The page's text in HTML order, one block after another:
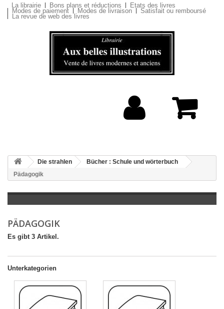
La librairie Bons plans et réductions Etats des livres
Modes de paiement Modes de livraison Satisfait ou remboursé
La revue de web des livres
Die strahlen
Bücher : Schule und wörterbuch
Pädagogik
PÄDAGOGIK
Es gibt 3 Artikel.
Unterkategorien